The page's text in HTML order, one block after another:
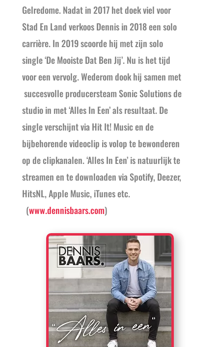
Gelredome. Nadat in 2017 het doek viel voor
Stad En Land verkoos Dennis in 2018 een solo
carrière. In 2019 scoorde hij met zijn solo
single ‘De Mooiste Dat Ben Jij’. Nu is het tijd
voor een vervolg. Wederom dook hij samen met
succesvolle producersteam Sonic Solutions de
studio in met ‘Alles In Een’ als resultaat. De
single verschijnt via Hit It! Music en de
bijbehorende videoclip is volop te bewonderen
op de clipkanalen. ‘Alles In Een’ is natuurlijk te
streamen en te downloaden via Spotify, Deezer,
HitsNL, Apple Music, iTunes etc.
(www.dennisbaars.com)